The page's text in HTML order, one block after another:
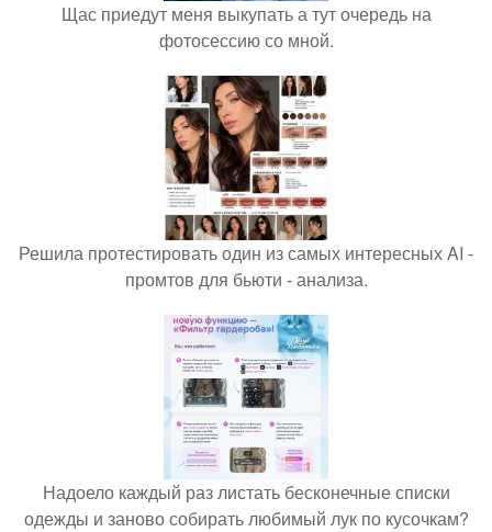
Щас приедут меня выкупать а тут очередь на
фотосессию со мной.
Решила протестировать один из самых интересных AI -
промтов для бьюти - анализа.
Надоело каждый раз листать бесконечные списки
одежды и заново собирать любимый лук по кусочкам?